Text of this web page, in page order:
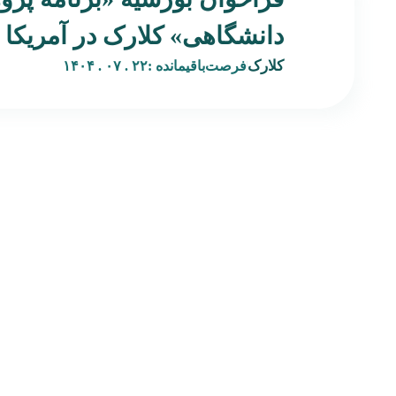
دانشگاهی» کلارک در آمریکا
کلارکفرصت‌باقیمانده :۲۲ . ۰۷ . ۱۴۰۴